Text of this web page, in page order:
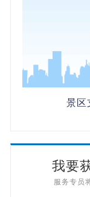
景区
我要
服务专员